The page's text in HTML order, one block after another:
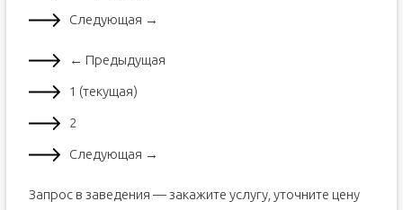
Следующая →
← Предыдущая
1 (текущая)
2
Следующая →
Запрос в заведения — закажите услугу, уточните цену